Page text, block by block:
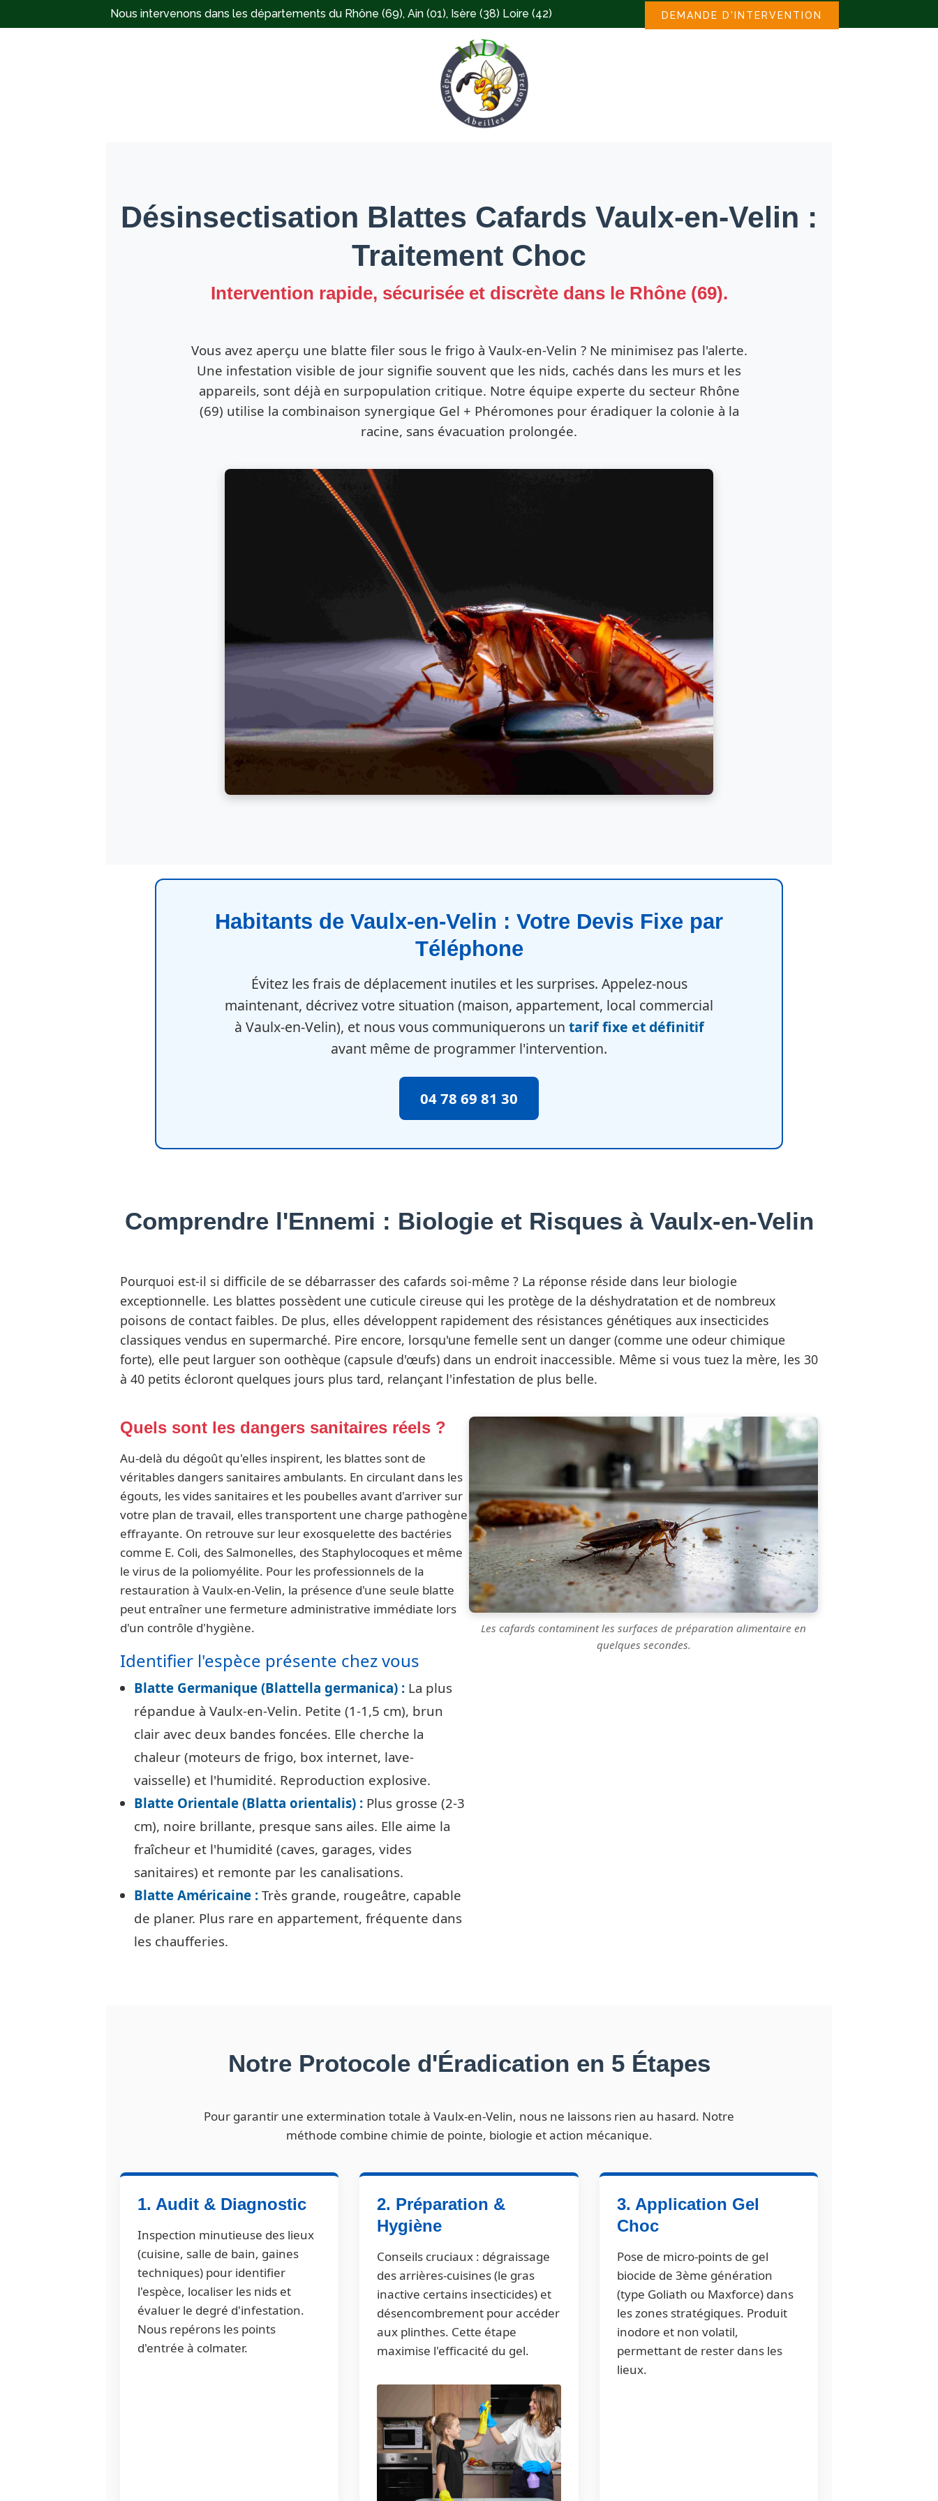
Nous intervenons dans les départements du Rhône (69), Ain (01), Isère (38) Loire (42) DEMANDE D'INTERVENTION
Désinsectisation Blattes Cafards Vaulx-en-Velin :
Traitement Choc
Intervention rapide, sécurisée et discrète dans le Rhône (69).
Vous avez aperçu une blatte filer sous le frigo à Vaulx-en-Velin ? Ne minimisez pas l'alerte.
Une infestation visible de jour signifie souvent que les nids, cachés dans les murs et les
appareils, sont déjà en surpopulation critique. Notre équipe experte du secteur Rhône
(69) utilise la combinaison synergique Gel + Phéromones pour éradiquer la colonie à la
racine, sans évacuation prolongée.
Habitants de Vaulx-en-Velin : Votre Devis Fixe par
Téléphone
Évitez les frais de déplacement inutiles et les surprises. Appelez-nous
maintenant, décrivez votre situation (maison, appartement, local commercial
à Vaulx-en-Velin), et nous vous communiquerons un tarif fixe et définitif
avant même de programmer l'intervention.
04 78 69 81 30
Comprendre l'Ennemi : Biologie et Risques à Vaulx-en-Velin
Pourquoi est-il si difficile de se débarrasser des cafards soi-même ? La réponse réside dans leur biologie
exceptionnelle. Les blattes possèdent une cuticule cireuse qui les protège de la déshydratation et de nombreux
poisons de contact faibles. De plus, elles développent rapidement des résistances génétiques aux insecticides
classiques vendus en supermarché. Pire encore, lorsqu'une femelle sent un danger (comme une odeur chimique
forte), elle peut larguer son oothèque (capsule d'œufs) dans un endroit inaccessible. Même si vous tuez la mère, les 30
à 40 petits écloront quelques jours plus tard, relançant l'infestation de plus belle.
Quels sont les dangers sanitaires réels ?
Au-delà du dégoût qu'elles inspirent, les blattes sont de
véritables dangers sanitaires ambulants. En circulant dans les
égouts, les vides sanitaires et les poubelles avant d'arriver sur
votre plan de travail, elles transportent une charge pathogène
effrayante. On retrouve sur leur exosquelette des bactéries
comme E. Coli, des Salmonelles, des Staphylocoques et même
le virus de la poliomyélite. Pour les professionnels de la
restauration à Vaulx-en-Velin, la présence d'une seule blatte
peut entraîner une fermeture administrative immédiate lors
d'un contrôle d'hygiène.
Identifier l'espèce présente chez vous
Blatte Germanique (Blattella germanica) : La plus
répandue à Vaulx-en-Velin. Petite (1-1,5 cm), brun
clair avec deux bandes foncées. Elle cherche la
chaleur (moteurs de frigo, box internet, lave-
vaisselle) et l'humidité. Reproduction explosive.
Blatte Orientale (Blatta orientalis) : Plus grosse (2-3
cm), noire brillante, presque sans ailes. Elle aime la
fraîcheur et l'humidité (caves, garages, vides
sanitaires) et remonte par les canalisations.
Blatte Américaine : Très grande, rougeâtre, capable
de planer. Plus rare en appartement, fréquente dans
les chaufferies.
Les cafards contaminent les surfaces de préparation alimentaire en
quelques secondes.
Notre Protocole d'Éradication en 5 Étapes
Pour garantir une extermination totale à Vaulx-en-Velin, nous ne laissons rien au hasard. Notre
méthode combine chimie de pointe, biologie et action mécanique.
1. Audit & Diagnostic
Inspection minutieuse des lieux
(cuisine, salle de bain, gaines
techniques) pour identifier
l'espèce, localiser les nids et
évaluer le degré d'infestation.
Nous repérons les points
d'entrée à colmater.
2. Préparation &
Hygiène
Conseils cruciaux : dégraissage
des arrières-cuisines (le gras
inactive certains insecticides) et
désencombrement pour accéder
aux plinthes. Cette étape
maximise l'efficacité du gel.
3. Application Gel
Choc
Pose de micro-points de gel
biocide de 3ème génération
(type Goliath ou Maxforce) dans
les zones stratégiques. Produit
inodore et non volatil,
permettant de rester dans les
lieux.